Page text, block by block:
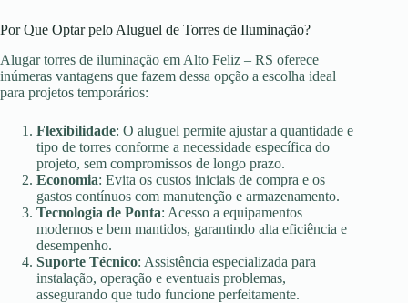
Por Que Optar pelo Aluguel de Torres de Iluminação?
Alugar torres de iluminação em Alto Feliz – RS oferece
inúmeras vantagens que fazem dessa opção a escolha ideal
para projetos temporários:
Flexibilidade: O aluguel permite ajustar a quantidade e
tipo de torres conforme a necessidade específica do
projeto, sem compromissos de longo prazo.
Economia: Evita os custos iniciais de compra e os
gastos contínuos com manutenção e armazenamento.
Tecnologia de Ponta: Acesso a equipamentos
modernos e bem mantidos, garantindo alta eficiência e
desempenho.
Suporte Técnico: Assistência especializada para
instalação, operação e eventuais problemas,
assegurando que tudo funcione perfeitamente.